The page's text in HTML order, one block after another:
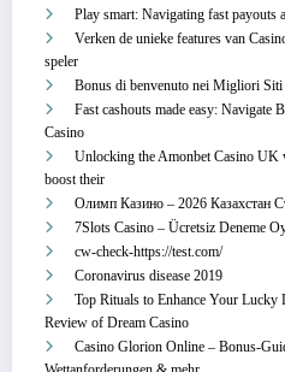
Play smart: Navigating fast payouts
Verken de unieke features van
speler
Bonus di benvenuto nei Migliori
Fast cashouts made easy: Navigate
Casino
Unlocking the Amonbet Casino UK
boost their
Олимп Казино – 2026 Казахстан
7Slots Casino – Ücretsiz Deneme
cw-check-https://test.com/
Coronavirus disease 2019
Top Rituals to Enhance Your Lucky
Review of Dream Casino
Casino Glorion Online –